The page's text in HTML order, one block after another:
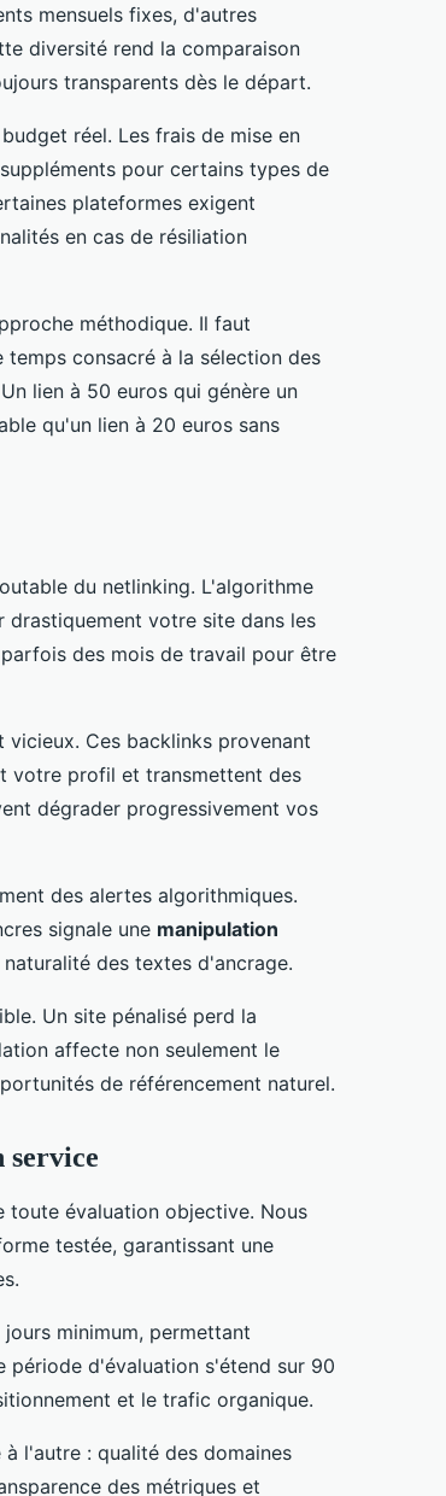
mensuels fixes, d'autres
diversité rend la comparaison
transparents dès le départ.
réel. Les frais de mise en
pour certains types de
plateformes exigent
en cas de résiliation
méthodique. Il faut
temps consacré à la sélection des
lien à 50 euros qui génère un
qu'un lien à 20 euros sans
du netlinking. L'algorithme
votre site dans les
des mois de travail pour être
Ces backlinks provenant
votre profil et transmettent des
dégrader progressivement vos
des alertes algorithmiques.
signale une manipulation
des textes d'ancrage.
Un site pénalisé perd la
affecte non seulement le
de référencement naturel.
service
toute évaluation objective. Nous
testée, garantissant une
minimum, permettant
période d'évaluation s'étend sur 90
et le trafic organique.
l'autre : qualité des domaines
des métriques et